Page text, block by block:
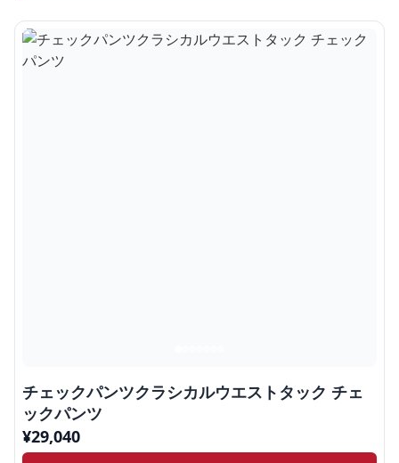
チェックパンツクラシカルウエストタック チェ
ックパンツ
¥29,040